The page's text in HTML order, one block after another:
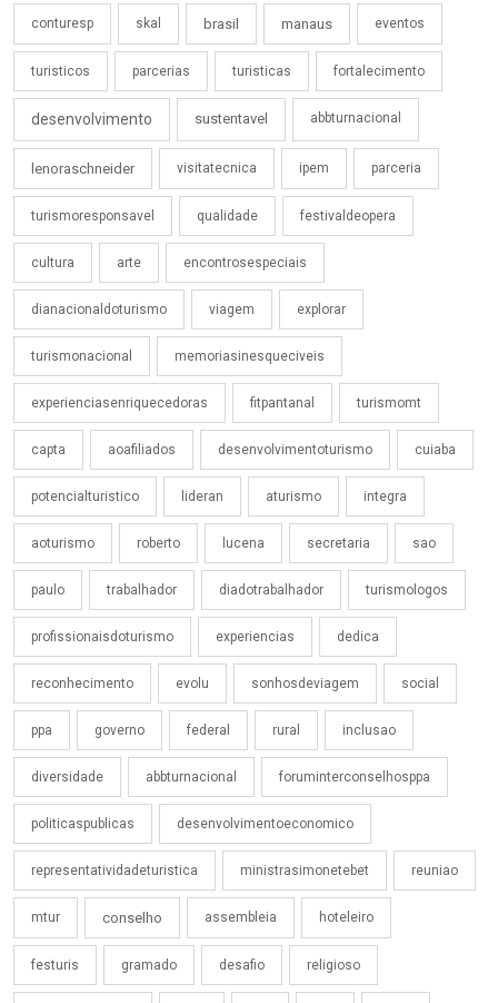
conturesp skal brasil manaus eventos
turisticos parcerias turisticas fortalecimento
desenvolvimento sustentavel abbturnacional
lenoraschneider visitatecnica ipem parceria
turismoresponsavel qualidade festivaldeopera
cultura arte encontrosespeciais
dianacionaldoturismo viagem explorar
turismonacional memoriasinesqueciveis
experienciasenriquecedoras fitpantanal turismomt
capta aoafiliados desenvolvimentoturismo cuiaba
potencialturistico lideran aturismo integra
aoturismo roberto lucena secretaria sao
paulo trabalhador diadotrabalhador turismologos
profissionaisdoturismo experiencias dedica
reconhecimento evolu sonhosdeviagem social
ppa governo federal rural inclusao
diversidade abbturnacional foruminterconselhosppa
politicaspublicas desenvolvimentoeconomico
representatividadeturistica ministrasimonetebet reuniao
mtur conselho assembleia hoteleiro
festuris gramado desafio religioso